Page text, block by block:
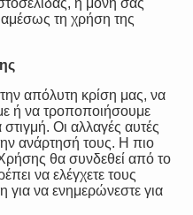
αμέσως τη χρήση της
απόλυτη κρίση μας, να
ή να τροποποιήσουμε
Οι αλλαγές αυτές
ανάρτησή τους. Η πιο
θα συνδεθεί από το
να ελέγχετε τους
να ενημερώνεστε για